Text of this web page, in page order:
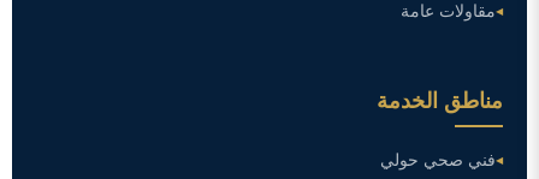
مقاولات عامة
مناطق الخدمة
فني صحي حولي